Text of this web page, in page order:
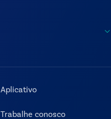
Aplicativo
Trabalhe conosco